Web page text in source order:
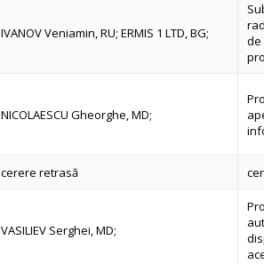
IVANOV Veniamin, RU; ERMIS 1 LTD, BG;
de
NICOLAESCU Gheorghe, MD;
cerere retrasă
VASILIEV Serghei, MD;